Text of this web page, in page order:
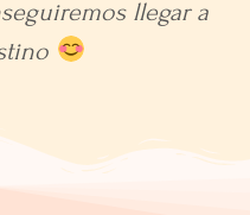
llegar a